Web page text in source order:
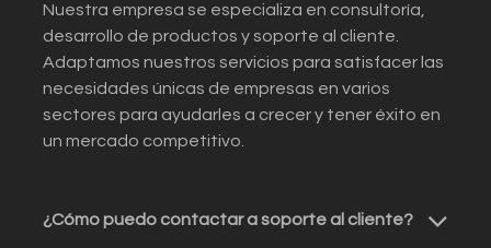
Nuestra empresa se especializa en consultoría,
desarrollo de productos y soporte al cliente.
Adaptamos nuestros servicios para satisfacer las
necesidades únicas de empresas en varios
sectores para ayudarles a crecer y tener éxito en
un mercado competitivo.
¿Cómo puedo contactar a soporte al cliente?